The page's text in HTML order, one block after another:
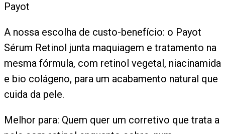
Payot
A nossa escolha de custo-benefício: o Payot
Sérum Retinol junta maquiagem e tratamento na
mesma fórmula, com retinol vegetal, niacinamida
e bio colágeno, para um acabamento natural que
cuida da pele.
Melhor para: Quem quer um corretivo que trata a